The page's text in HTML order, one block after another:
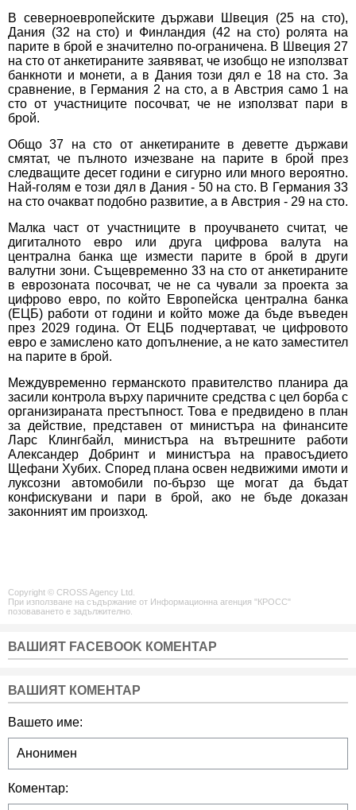
В северноевропейските държави Швеция (25 на сто),
Дания (32 на сто) и Финландия (42 на сто) ролята на
парите в брой е значително по-ограничена. В Швеция 27
на сто от анкетираните заявяват, че изобщо не използват
банкноти и монети, а в Дания този дял е 18 на сто. За
сравнение, в Германия 2 на сто, а в Австрия само 1 на
сто от участниците посочват, че не използват пари в
брой.
Общо 37 на сто от анкетираните в деветте държави
смятат, че пълното изчезване на парите в брой през
следващите десет години е сигурно или много вероятно.
Най-голям е този дял в Дания - 50 на сто. В Германия 33
на сто очакват подобно развитие, а в Австрия - 29 на сто.
Малка част от участниците в проучването считат, че
дигиталното евро или друга цифрова валута на
централна банка ще измести парите в брой в други
валутни зони. Същевременно 33 на сто от анкетираните
в еврозоната посочват, че не са чували за проекта за
цифрово евро, по който Европейска централна банка
(ЕЦБ) работи от години и който може да бъде въведен
през 2029 година. От ЕЦБ подчертават, че цифровото
евро е замислено като допълнение, а не като заместител
на парите в брой.
Междувременно германското правителство планира да
засили контрола върху паричните средства с цел борба с
организираната престъпност. Това е предвидено в план
за действие, представен от министъра на финансите
Ларс Клингбайл, министъра на вътрешните работи
Александeр Добринт и министъра на правосъдието
Щефани Хубих. Според плана освен недвижими имоти и
луксозни автомобили по-бързо ще могат да бъдат
конфискувани и пари в брой, ако не бъде доказан
законният им произход.
Copyright © CROSS Agency Ltd.
При използване на съдържание от Информационна агенция "КРОСС"
позоваването е задължително.
ВАШИЯТ FACEBOOK КОМЕНТАР
ВАШИЯТ КОМЕНТАР
Вашето име:
Коментар: